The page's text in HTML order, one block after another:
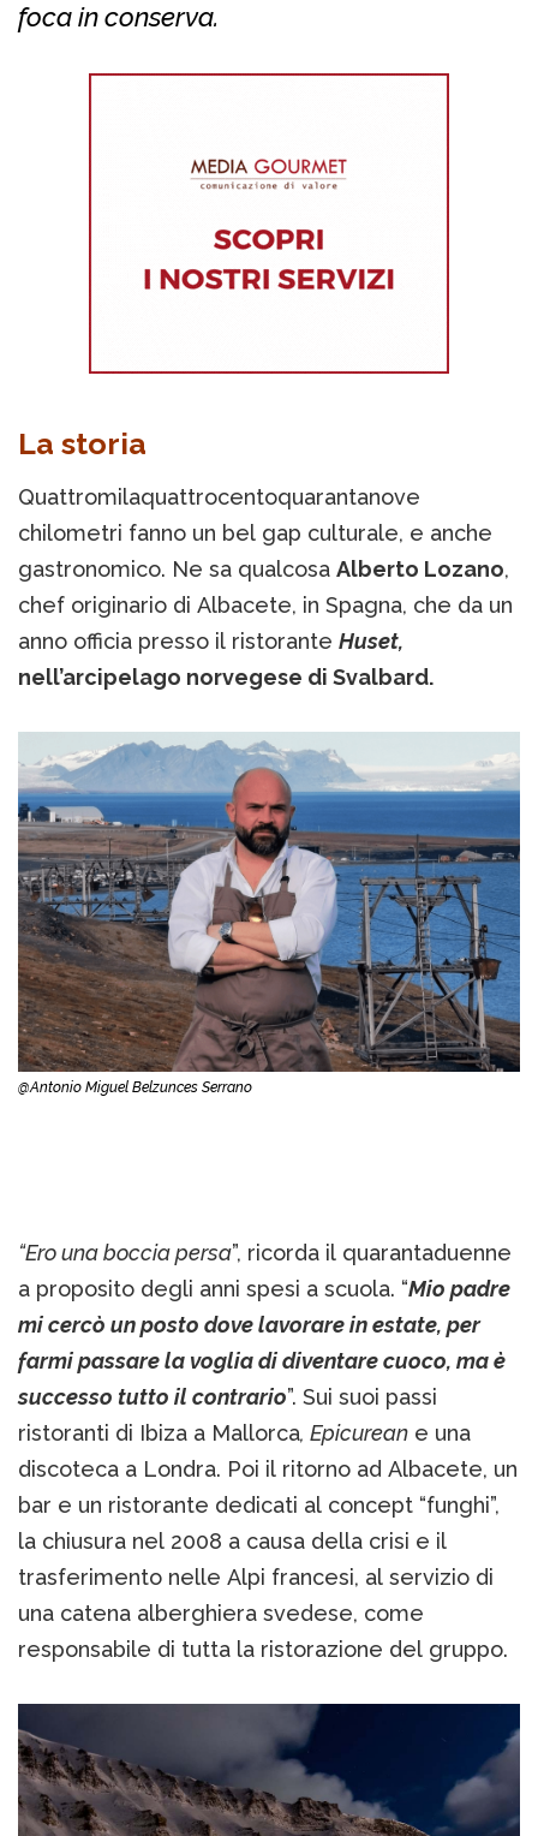
foca in conserva.
La storia
Quattromilaquattrocentoquarantanove
chilometri fanno un bel gap culturale, e anche
gastronomico. Ne sa qualcosa Alberto Lozano,
chef originario di Albacete, in Spagna, che da un
anno officia presso il ristorante Huset,
nell’arcipelago norvegese di Svalbard.
@Antonio Miguel Belzunces Serrano
“Ero una boccia persa”, ricorda il quarantaduenne
a proposito degli anni spesi a scuola. “Mio padre
mi cercò un posto dove lavorare in estate, per
farmi passare la voglia di diventare cuoco, ma è
successo tutto il contrario”. Sui suoi passi
ristoranti di Ibiza a Mallorca, Epicurean e una
discoteca a Londra. Poi il ritorno ad Albacete, un
bar e un ristorante dedicati al concept “funghi”,
la chiusura nel 2008 a causa della crisi e il
trasferimento nelle Alpi francesi, al servizio di
una catena alberghiera svedese, come
responsabile di tutta la ristorazione del gruppo.